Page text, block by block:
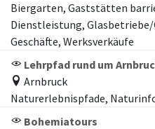
Biergarten, Gaststätten
Dienstleistung,
Geschäfte, Werksverkäufe
Lehrpfad rund um Arnbruck:
Arnbruck
Naturerlebnispfade,
Bohemiatours